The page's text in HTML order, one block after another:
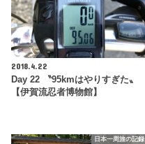
2018.4.22
Day 22 〝95kmはやりすぎた〟
【伊賀流忍者博物館】
日本一周旅の記録